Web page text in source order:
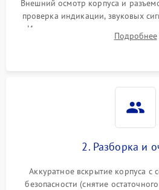
Внешний осмотр корпуса и
проверка индикации, звуковых
Измерение входного и
реакции ИБП на отключение
Подробнее
2. Разборка и
Аккуратное вскрытие корпуса с
безопасности (снятие